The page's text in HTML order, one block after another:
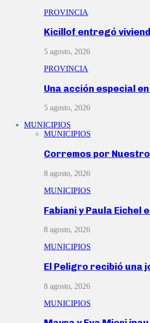
PROVINCIA
Kicillof entregó
5 agosto, 2026
PROVINCIA
Una acción especial
5 agosto, 2026
MUNICIPIOS
MUNICIPIOS
Corremos por
8 agosto, 2026
MUNICIPIOS
Fabiani y Paula Eichel
8 agosto, 2026
MUNICIPIOS
El Peligro recibió una
8 agosto, 2026
MUNICIPIOS